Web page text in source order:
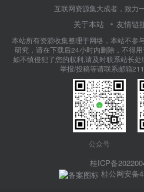
互联网资源集大成者，致力
关于本站 友情链
本站所有资源收集整理于网络，本站不参
研究，请在下载后24小时内删除，不得
如不慎侵犯了您的权利,请及时联系站长
举报/投稿等请联系邮箱
公众号
桂ICP备
桂公网安备